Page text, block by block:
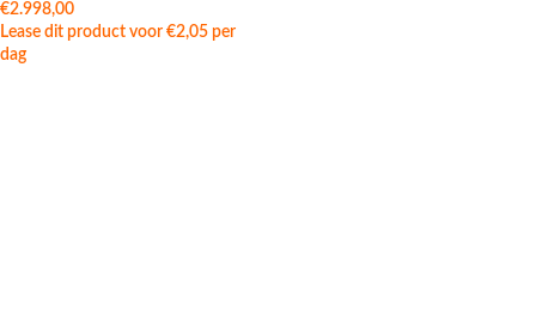
€2.998,00
Lease dit product voor €2,05 per
dag